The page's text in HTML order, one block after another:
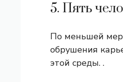
5. Пять
По меньшей
обрушения
этой среды. .